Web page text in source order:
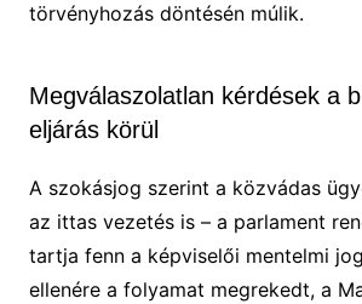
törvényhozás döntésén múlik.
Megválaszolatlan kérdések a
eljárás körül
A szokásjog szerint a közvádas
az ittas vezetés is – a parlament
tartja fenn a képviselői mentelmi
ellenére a folyamat megrekedt, a